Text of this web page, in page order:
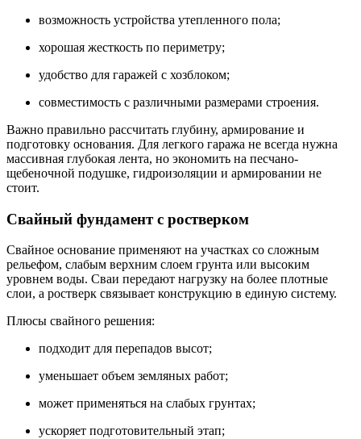
возможность устройства утепленного пола;
хорошая жесткость по периметру;
удобство для гаражей с хозблоком;
совместимость с различными размерами строения.
Важно правильно рассчитать глубину, армирование и
подготовку основания. Для легкого гаража не всегда нужна
массивная глубокая лента, но экономить на песчано-
щебеночной подушке, гидроизоляции и армировании не
стоит.
Свайный фундамент с ростверком
Свайное основание применяют на участках со сложным
рельефом, слабым верхним слоем грунта или высоким
уровнем воды. Сваи передают нагрузку на более плотные
слои, а ростверк связывает конструкцию в единую систему.
Плюсы свайного решения:
подходит для перепадов высот;
уменьшает объем земляных работ;
может применяться на слабых грунтах;
ускоряет подготовительный этап;